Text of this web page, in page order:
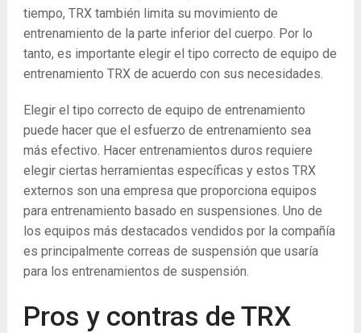
tiempo, TRX también limita su movimiento de
entrenamiento de la parte inferior del cuerpo. Por lo
tanto, es importante elegir el tipo correcto de equipo de
entrenamiento TRX de acuerdo con sus necesidades.
Elegir el tipo correcto de equipo de entrenamiento
puede hacer que el esfuerzo de entrenamiento sea
más efectivo. Hacer entrenamientos duros requiere
elegir ciertas herramientas específicas y estos TRX
externos son una empresa que proporciona equipos
para entrenamiento basado en suspensiones. Uno de
los equipos más destacados vendidos por la compañía
es principalmente correas de suspensión que usaría
para los entrenamientos de suspensión.
Pros y contras de TRX